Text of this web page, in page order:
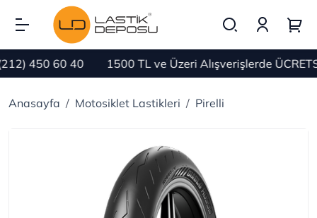
450 60 40 1500 TL ve Üzeri Alışverişlerde ÜCRETSİZ
Anasayfa Motosiklet Lastikleri Pirelli